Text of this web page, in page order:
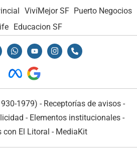
VivíMejor SF Puerto Negocios
Educacion SF
1979) - Receptorías de avisos -
- Elementos institucionales -
con El Litoral - MediaKit